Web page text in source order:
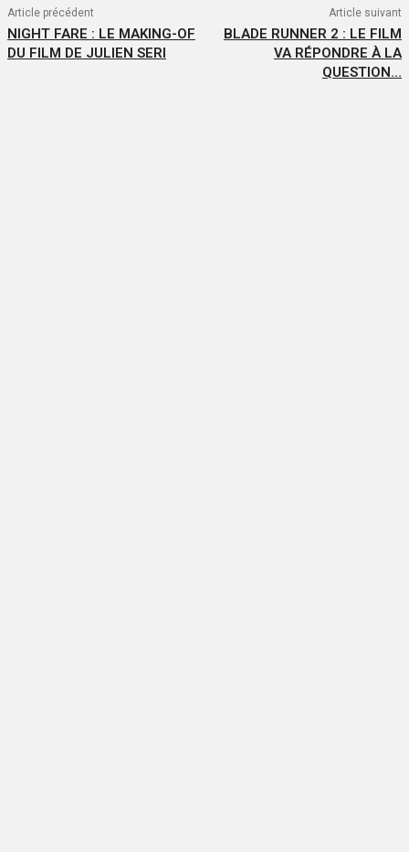
Article précédent
NIGHT FARE : LE MAKING-OF
DU FILM DE JULIEN SERI
Article suivant
BLADE RUNNER 2 : LE FILM
VA RÉPONDRE À LA
QUESTION…